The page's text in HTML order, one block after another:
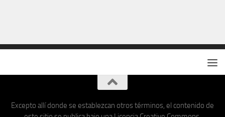
Excepto allí donde se establezcan otros términos, el contenido de